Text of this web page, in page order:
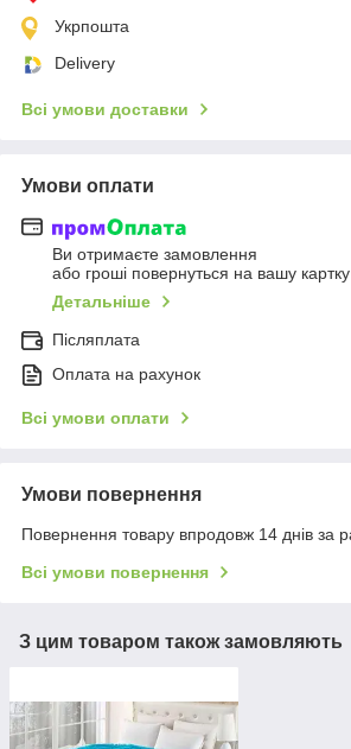
Укрпошта
Delivery
Всі умови доставки
Умови оплати
Ви отримаєте замовлення
або гроші повернуться на вашу картку
Детальніше
Післяплата
Оплата на рахунок
Всі умови оплати
Умови повернення
Повернення товару впродовж 14 днів за
Всі умови повернення
З цим товаром також замовляють